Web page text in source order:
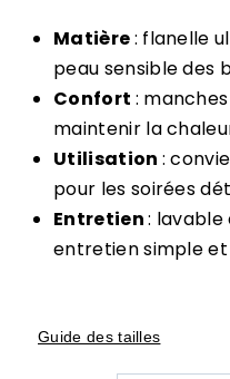
Matière: flanelle
peau sensible des
Confort :
maintenir la
Utilisation :
pour les soirées
Entretien: lavable
entretien simple et
Guide des tailles